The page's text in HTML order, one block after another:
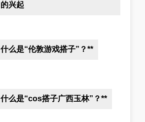
的兴起
什么是“伦敦游戏搭子”？**
什么是“cos搭子广西玉林”？**